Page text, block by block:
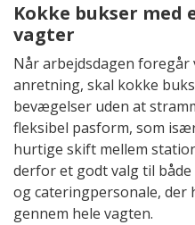
Kokke bukser
vagter
Når arbejdsdagen
anretning, skal kokke
bevægelser uden at
fleksibel pasform, som
hurtige skift mellem
derfor et godt valg til
og cateringpersonale,
gennem hele vagten.